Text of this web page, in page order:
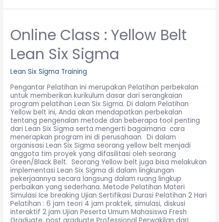
Online Class : Yellow Belt
Lean Six Sigma
Lean Six Sigma Training
Pengantar Pelatihan ini merupakan Pelatihan perbekalan
untuk memberikan kurikulum dasar dari serangkaian
program pelatihan Lean Six Sigma. Di dalam Pelatihan
Yellow belt ini, Anda akan mendapatkan perbekalan
tentang pengenalan metode dan beberapa tool penting
dari Lean Six Sigma serta mengerti bagaimana cara
menerapkan program ini di perusahaan. Di dalam
organisasi Lean Six Sigma seorang yellow belt menjadi
anggota tim proyek yang difasilitasi oleh seorang
Green/Black Belt. Seorang Yellow belt juga bisa melakukan
implementasi Lean Six Sigma di dalam lingkungan
pekerjaannya secara langsung dalam ruang lingkup
perbaikan yang sederhana. Metode Pelatihan Materi
Simulasi Ice breaking Ujian Sertifikasi Durasi Pelatihan 2 Hari
Pelatihan : 6 jam teori 4 jam praktek, simulasi, diskusi
interaktif 2 jam Ujian Peserta Umum Mahasiswa Fresh